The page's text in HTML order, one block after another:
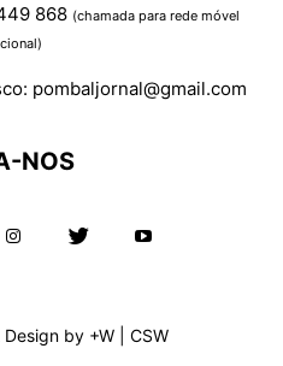
868 (chamada para rede móvel
pombaljornal@gmail.com
NOS
by +W| CSW